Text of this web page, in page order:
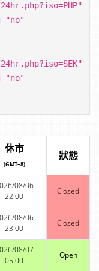
休市
(GMT+8)
狀態
08/06
22:00
Closed
08/06
23:00
Closed
08/07
05:00
Open